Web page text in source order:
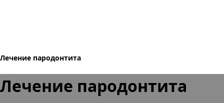
Лечение пародонтита
Лечение пародонтита